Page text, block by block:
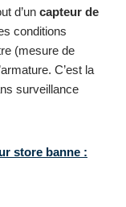
d’un capteur de
conditions
(mesure de
C’est la
surveillance
store banne :